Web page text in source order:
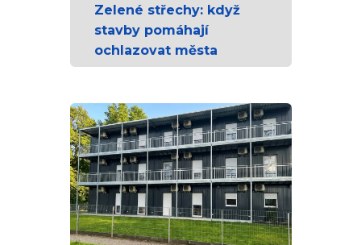
Zelené střechy: když
stavby pomáhají
ochlazovat města